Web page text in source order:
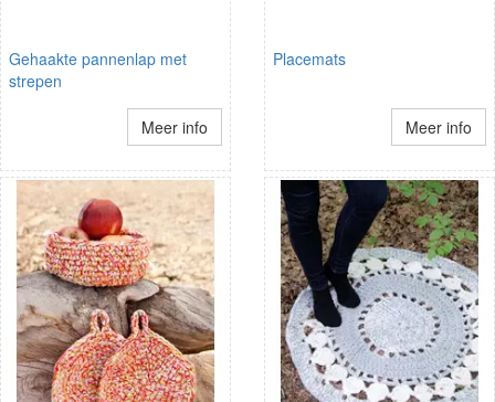
Gehaakte pannenlap met
strepen
Meer info
Placemats
Meer info